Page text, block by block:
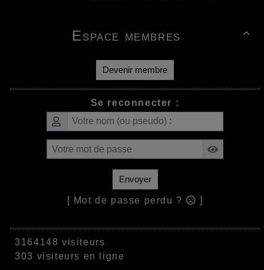

Espace membres
Devenir membre
Se reconnecter :
Envoyer
[ Mot de passe perdu ? ]
3164148 visiteurs
303 visiteurs en ligne